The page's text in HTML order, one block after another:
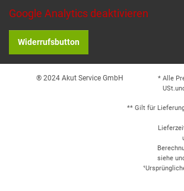
Google Analytics deaktivieren
Widerrufsbutton
® 2024 Akut Service GmbH
* Alle
** Gilt für
siehe